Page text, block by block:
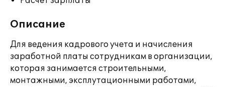
Описание
Для ведения кадрового учета и начисления
заработной платы сотрудникам в организации,
которая занимается строительными,
монтажными, эксплутационными работами,